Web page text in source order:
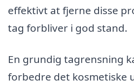
effektivt at fjerne disse
tag forbliver i god stand.
En grundig tagrensning
forbedre det kosmetiske